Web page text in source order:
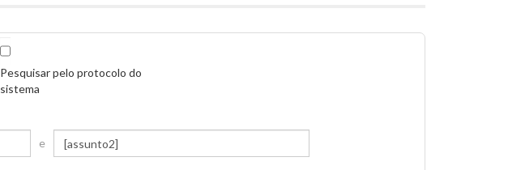
Pesquisar pelo protocolo do
sistema
e